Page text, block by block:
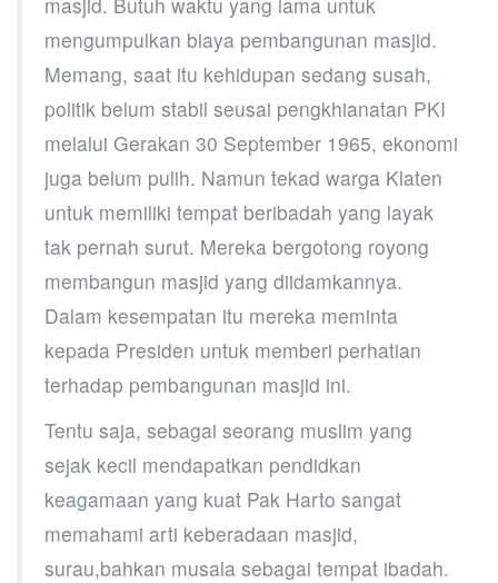
mengumpulkan biaya pembangunan masjid.
Memang, saat itu kehidupan sedang susah,
politik belum stabil seusai pengkhianatan PKI
melalui Gerakan 30 September 1965, ekonomi
juga belum pulih. Namun tekad warga Klaten
untuk memiliki tempat beribadah yang layak
tak pernah surut. Mereka bergotong royong
membangun masjid yang diidamkannya.
Dalam kesempatan itu mereka meminta
kepada Presiden untuk memberi perhatian
terhadap pembangunan masjid ini.
Tentu saja, sebagai seorang muslim yang
sejak kecil mendapatkan pendidkan
keagamaan yang kuat Pak Harto sangat
memahami arti keberadaan masjid,
surau,bahkan musala sebagai tempat ibadah.